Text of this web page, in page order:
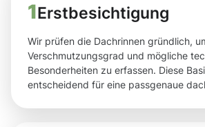
1Erstbesichtigung
Wir prüfen die Dachrinnen gründlich,
Verschmutzungsgrad und mögliche
Besonderheiten zu erfassen. Diese
entscheidend für eine passgenaue